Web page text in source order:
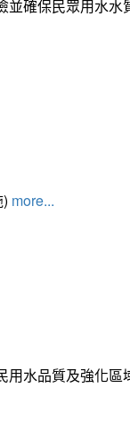
確保民眾用水
more...
用水品質及強化